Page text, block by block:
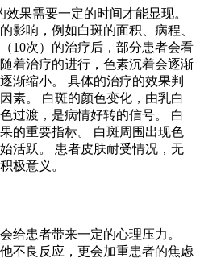
果需要一定的时间才能显现。
影响，例如白斑的面积、病程、
10次）的治疗后，部分患者会看
着治疗的进行，色素沉着会逐渐
渐缩小。 具体的治疗的效果判
素。 白斑的颜色变化，由乳白
过渡，是病情好转的信号。 白
的重要指标。 白斑周围出现色
活跃。 患者皮肤耐受情况，无
极意义。
给患者带来一定的心理压力。
不良反应，更会加重患者的焦虑